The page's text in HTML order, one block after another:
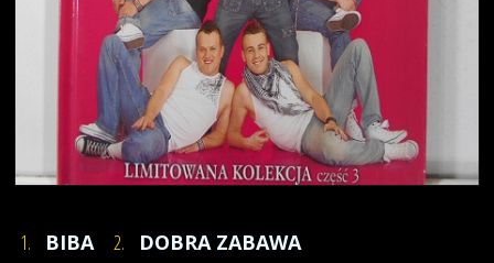
1. BIBA 2.
DOBRA ZABAWA